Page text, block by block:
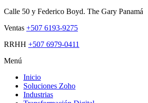
Calle 50 y Federico Boyd. The Gary Panamá
Ventas +507 6193-9275
RRHH +507 6979-0411
Menú
Inicio
Soluciones Zoho
Industrias